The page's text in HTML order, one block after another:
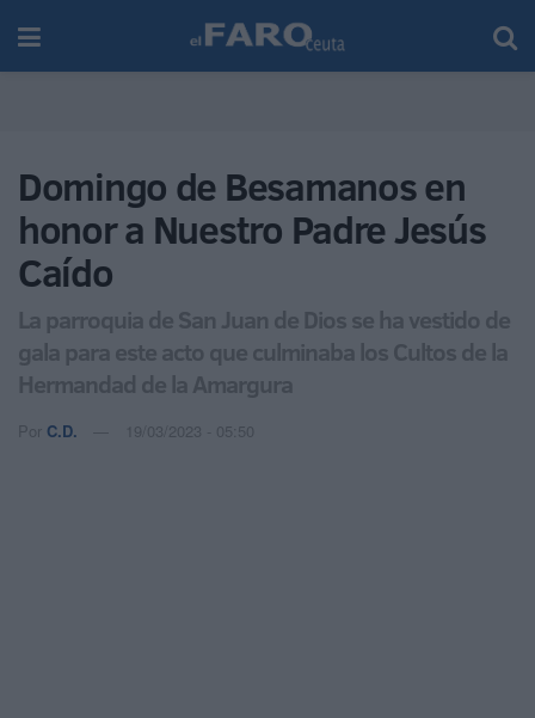
Domingo de Besamanos en
honor a Nuestro Padre Jesús
Caído
La parroquia de San Juan de Dios se ha vestido de
gala para este acto que culminaba los Cultos de la
Hermandad de la Amargura
Por C.D. 19/03/2023 - 05:50